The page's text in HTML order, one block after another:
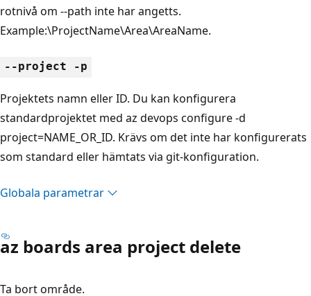
rotnivå om --path inte har angetts.
Example:\ProjectName\Area\AreaName.
--project -p
Projektets namn eller ID. Du kan konfigurera
standardprojektet med az devops configure -d
project=NAME_OR_ID. Krävs om det inte har konfigurerats
som standard eller hämtats via git-konfiguration.
Globala parametrar
az boards area project delete
Ta bort område.